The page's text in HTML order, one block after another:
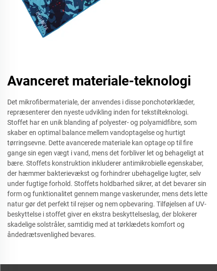
Avanceret materiale-teknologi
Det mikrofibermateriale, der anvendes i disse ponchotørklæder,
repræsenterer den nyeste udvikling inden for tekstilteknologi.
Stoffet har en unik blanding af polyester- og polyamidfibre, som
skaber en optimal balance mellem vandoptagelse og hurtigt
tørringsevne. Dette avancerede materiale kan optage op til fire
gange sin egen vægt i vand, mens det forbliver let og behageligt at
bære. Stoffets konstruktion inkluderer antimikrobielle egenskaber,
der hæmmer bakterievækst og forhindrer ubehagelige lugter, selv
under fugtige forhold. Stoffets holdbarhed sikrer, at det bevarer sin
form og funktionalitet gennem mange vaskerunder, mens dets lette
natur gør det perfekt til rejser og nem opbevaring. Tilføjelsen af UV-
beskyttelse i stoffet giver en ekstra beskyttelseslag, der blokerer
skadelige solstråler, samtidig med at tørklædets komfort og
åndedrætsvenlighed bevares.